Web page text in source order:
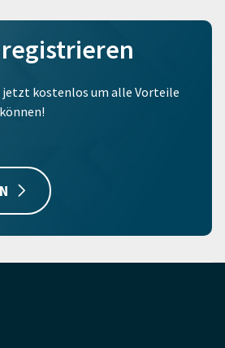
jetzt kostenlos um alle Vorteile